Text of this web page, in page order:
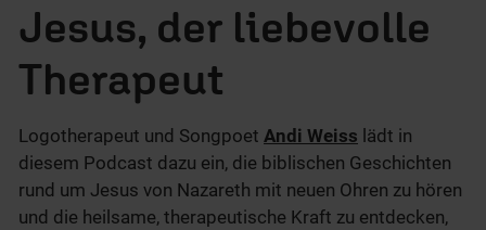
Jesus, der liebevolle
Therapeut
Logotherapeut und Songpoet Andi Weiss lädt in
diesem Podcast dazu ein, die biblischen Geschichten
rund um Jesus von Nazareth mit neuen Ohren zu hören
und die heilsame, therapeutische Kraft zu entdecken,